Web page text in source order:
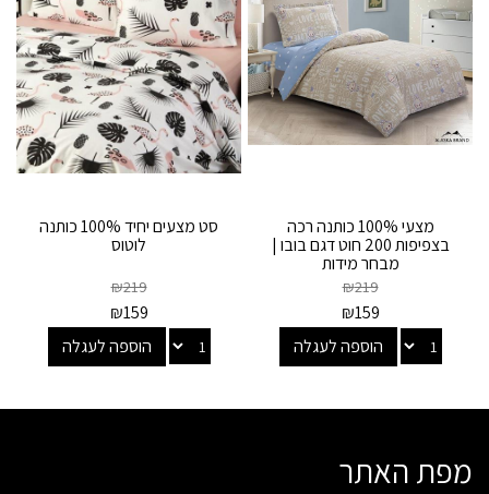
מצעי 100% כותנה רכה
בצפיפות 200 חוט דגם בובו |
מבחר מידות
₪219
₪159
הוספה לעגלה
סט מצעים יחיד 100% כותנה
לוטוס
₪219
₪159
הוספה לעגלה
מפת האתר